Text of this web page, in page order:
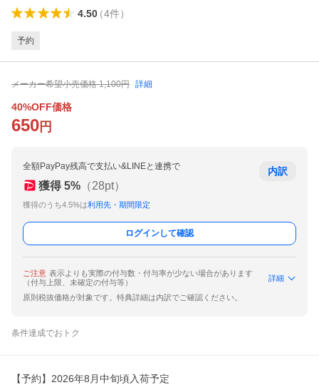
4.50（4件）
予約
メーカー希望小売価格 1,100円 詳細
40%OFF価格
650 円
全額PayPay残高で支払い&LINEと連携で
獲得 5% （28pt）
獲得のうち4.5%は利用先・期間限定
内訳
ログインして確認
ご注意 表示よりも実際の付与数・付与率が少ない場合があります
（付与上限、未確定の付与等）
詳細
原則税抜価格が対象です。特典詳細は内訳でご確認ください。
条件達成でおトク
【予約】2026年8月中旬頃入荷予定